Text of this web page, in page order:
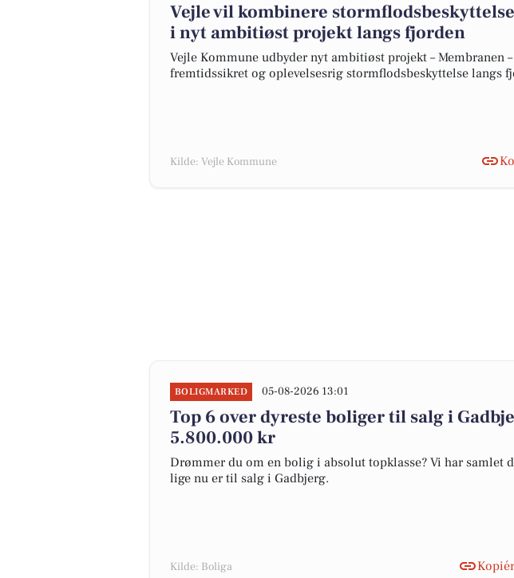
Vejle vil kombinere
i nyt ambitiøst projekt langs fjorden
Vejle Kommune udbyder nyt ambitiøst projekt – Membranen
fremtidssikret og oplevelsesrig stormflodsbeskyttelse langs
Kilde: Vejle Kommune
BOLIGMARKED 05-08-2026 13:01
Top 6 over dyreste boliger til salg i
5.800.000 kr
Drømmer du om en bolig i absolut topklasse? Vi har samlet
lige nu er til salg i Gadbjerg.
Kilde: Boliga